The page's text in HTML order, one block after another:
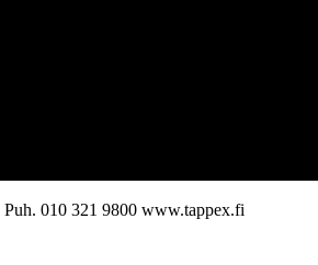
Puh. 010 321 9800 www.tappex.fi